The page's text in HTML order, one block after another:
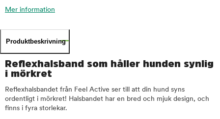
Mer information
Produktbeskrivning
Reflexhalsband som håller hunden synlig
i mörkret
Reflexhalsbandet från Feel Active ser till att din hund syns
ordentligt i mörkret! Halsbandet har en bred och mjuk design, och
finns i fyra storlekar.